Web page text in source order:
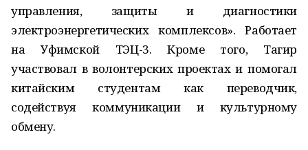
управления, защиты и диагностики
электроэнергетических комплексов». Работает
на Уфимской ТЭЦ-3. Кроме того, Тагир
участвовал в волонтерских проектах и помогал
китайским студентам как переводчик,
содействуя коммуникации и культурному
обмену.